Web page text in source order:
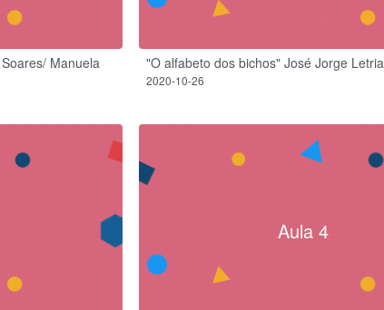
Manuela
"O alfabeto dos bichos" José Jorge Letria
2020-10-26
Aula 4